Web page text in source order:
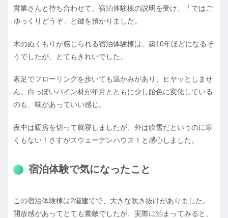
営業さんと待ち合わせて、宿泊体験棟の説明を受け、「ではご
ゆっくりどうぞ」と鍵を預かりました。
木のぬくもりが感じられる宿泊体験棟は、築10年ほどになるそ
うでしたが、とてもきれいでした。
素足でフローリングを歩いても温かみがあり、ヒヤッとしませ
ん。白っぽいパイン材が年月とともに少し飴色に変化している
のも、味があっていい感じ。
夜中は暖房を切って就寝しましたが、外は吹雪だというのに寒
くもない！さすがスウェーデンハウス！と感心しました。
宿泊体験で気になったこと
この宿泊体験棟は2階建てで、大きな吹き抜けがありました。
開放感があってとても素敵でしたが、実際に泊まってみると、